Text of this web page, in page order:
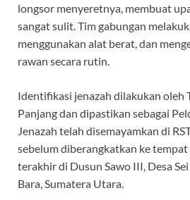
longsor menyeretnya, membuat
sangat sulit. Tim gabungan
menggunakan alat berat, dan
rawan secara rutin.
Identifikasi jenazah dilakukan oleh
Panjang dan dipastikan sebagai
Jenazah telah disemayamkan di
sebelum diberangkatkan ke
terakhir di Dusun Sawo III, Desa
Bara, Sumatera Utara.